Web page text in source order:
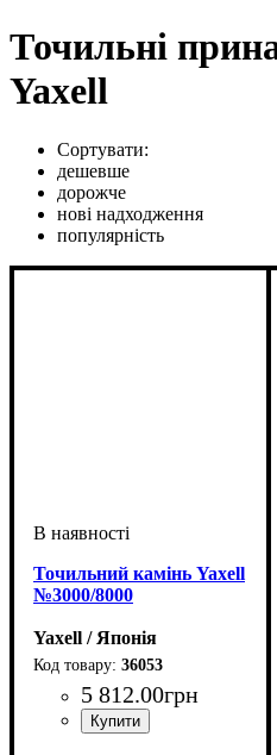
Точильні
Yaxell
Сортувати:
дешевше
дорожче
нові надходження
популярність
Точильний камінь Yaxell
№3000/8000
Yaxell / Японія
36053
5 812.00грн